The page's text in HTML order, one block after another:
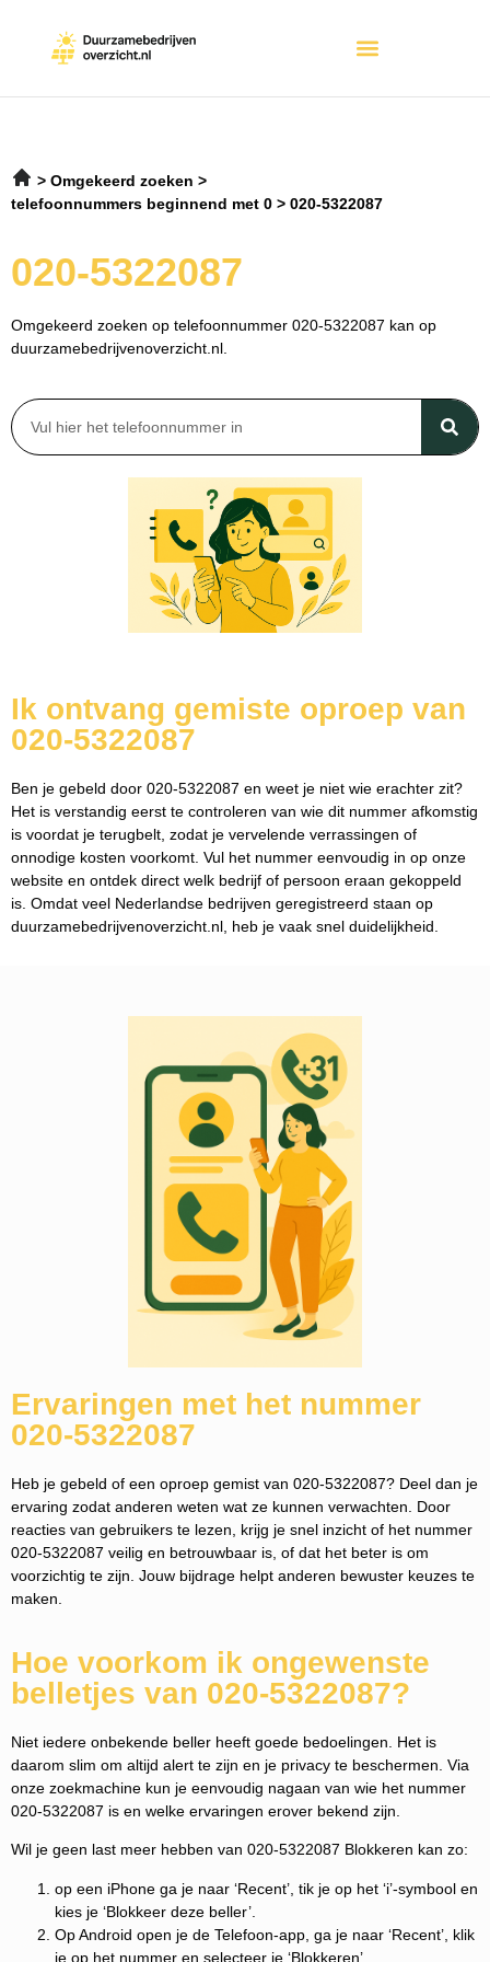
Omgekeerd zoeken
telefoonnummers beginnend met 0
020-5322087
020-5322087
Omgekeerd zoeken op telefoonnummer 020-5322087 kan op
duurzamebedrijvenoverzicht.nl.
Ik ontvang gemiste oproep van
020-5322087
Ben je gebeld door 020-5322087 en weet je niet wie erachter zit?
Het is verstandig eerst te controleren van wie dit nummer afkomstig
is voordat je terugbelt, zodat je vervelende verrassingen of
onnodige kosten voorkomt. Vul het nummer eenvoudig in op onze
website en ontdek direct welk bedrijf of persoon eraan gekoppeld
is. Omdat veel Nederlandse bedrijven geregistreerd staan op
duurzamebedrijvenoverzicht.nl, heb je vaak snel duidelijkheid.
Ervaringen met het nummer
020-5322087
Heb je gebeld of een oproep gemist van 020-5322087? Deel dan je
ervaring zodat anderen weten wat ze kunnen verwachten. Door
reacties van gebruikers te lezen, krijg je snel inzicht of het nummer
020-5322087 veilig en betrouwbaar is, of dat het beter is om
voorzichtig te zijn. Jouw bijdrage helpt anderen bewuster keuzes te
maken.
Hoe voorkom ik ongewenste
belletjes van 020-5322087?
Niet iedere onbekende beller heeft goede bedoelingen. Het is
daarom slim om altijd alert te zijn en je privacy te beschermen. Via
onze zoekmachine kun je eenvoudig nagaan van wie het nummer
020-5322087 is en welke ervaringen erover bekend zijn.
Wil je geen last meer hebben van 020-5322087 Blokkeren kan zo:
op een iPhone ga je naar ‘Recent’, tik je op het ‘i’-symbool en
kies je ‘Blokkeer deze beller’.
Op Android open je de Telefoon-app, ga je naar ‘Recent’, klik
je op het nummer en selecteer je ‘Blokkeren’.